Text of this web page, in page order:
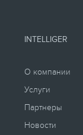
INTELLIGER
О компании
Услуги
Партнеры
Новости